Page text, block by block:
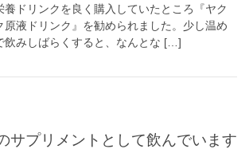
養ドリンクを良く購入していたところ『ヤク
液ドリンク』を勧められました。少し温め
飲みしばらくすると、なんとな […]